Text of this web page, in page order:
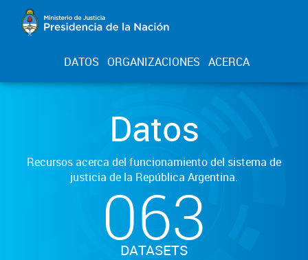
DATOS ORGANIZACIONES ACERCA
Datos
Recursos acerca del funcionamiento del sistema de
justicia de la República Argentina.
063
DATASETS